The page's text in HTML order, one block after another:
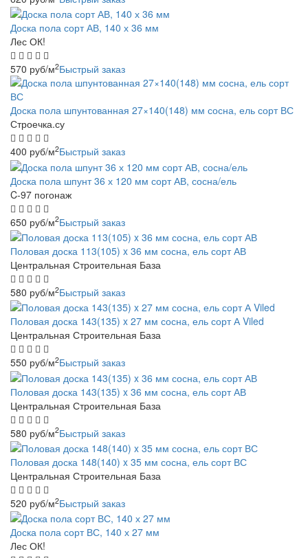
Доска пола сорт АВ, 140 х 36 мм
Лес ОК!
570 руб/м2Быстрый заказ
Доска пола шпунтованная 27×140(148) мм сосна, ель сорт ВС
Строечка.су
400 руб/м2Быстрый заказ
Доска пола шпунт 36 х 120 мм сорт АВ, сосна/ель
C-97 погонаж
650 руб/м2Быстрый заказ
Половая доска 113(105) x 36 мм сосна, ель сорт АВ
Центральная Строительная База
580 руб/м2Быстрый заказ
Половая доска 143(135) x 27 мм сосна, ель сорт А Viled
Центральная Строительная База
550 руб/м2Быстрый заказ
Половая доска 143(135) x 36 мм сосна, ель сорт АВ
Центральная Строительная База
580 руб/м2Быстрый заказ
Половая доска 148(140) x 35 мм сосна, ель сорт ВС
Центральная Строительная База
520 руб/м2Быстрый заказ
Доска пола сорт ВС, 140 х 27 мм
Лес ОК!